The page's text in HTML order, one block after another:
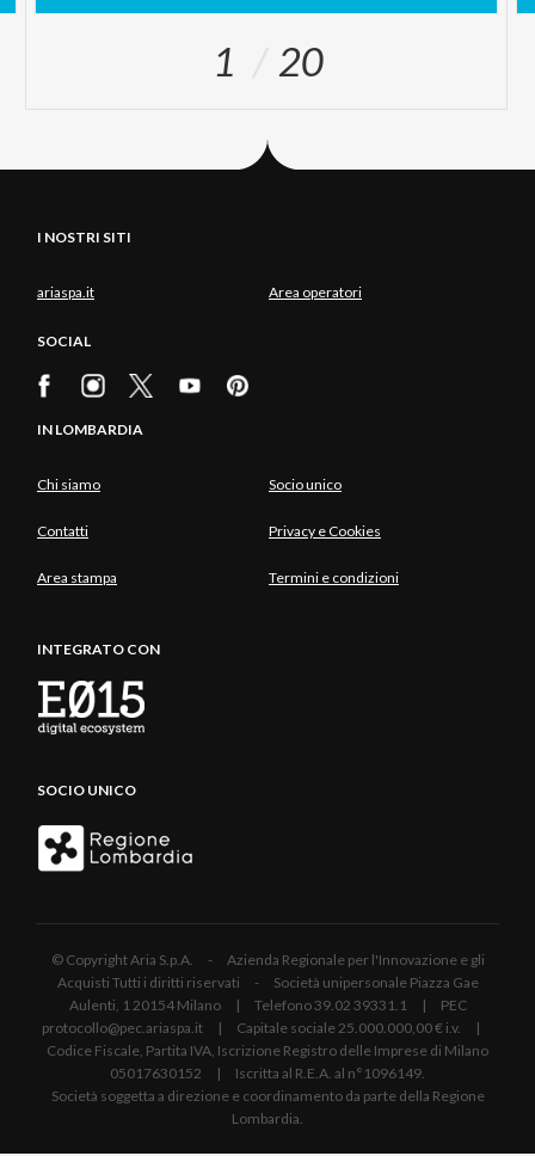
1 20
I NOSTRI SITI
ariaspa.it Area operatori
SOCIAL
IN LOMBARDIA
Chi siamo Socio unico
Contatti Privacy e Cookies
Area stampa Termini e condizioni
INTEGRATO CON
SOCIO UNICO
© Copyright Aria S.p.A. - Azienda Regionale per l'Innovazione e gli
Acquisti Tutti i diritti riservati - Società unipersonale Piazza Gae
Aulenti, 1 20154 Milano | Telefono 39.02 39331.1 | PEC
protocollo@pec.ariaspa.it | Capitale sociale 25.000.000,00 € i.v. |
Codice Fiscale, Partita IVA, Iscrizione Registro delle Imprese di Milano
05017630152 | Iscritta al R.E.A. al n°1096149.
Società soggetta a direzione e coordinamento da parte della Regione
Lombardia.